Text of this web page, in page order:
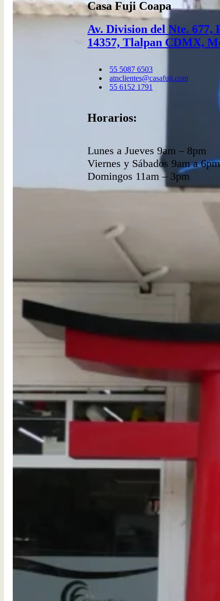
página
de
producto
Casa Fuji Coapa
Av. Division del Nte. 677,
14357, Tlalpan CDMX,
55 5087 6503​
atnclientes@casafuji.com
55 6152 1791
Horarios:
Lunes a Jueves 9am – 8pm
Viernes y Sábados 9am a 6pm
Domingos 11am – 3pm